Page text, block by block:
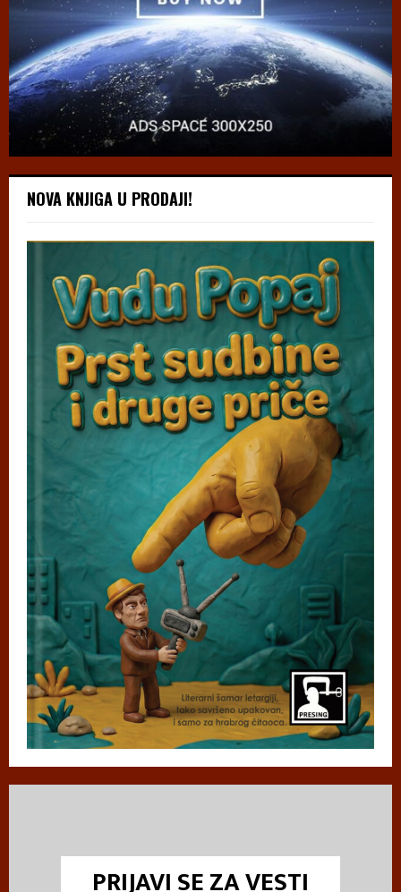
NOVA KNJIGA U PRODAJI!
PRIJAVI SE ZA VESTI